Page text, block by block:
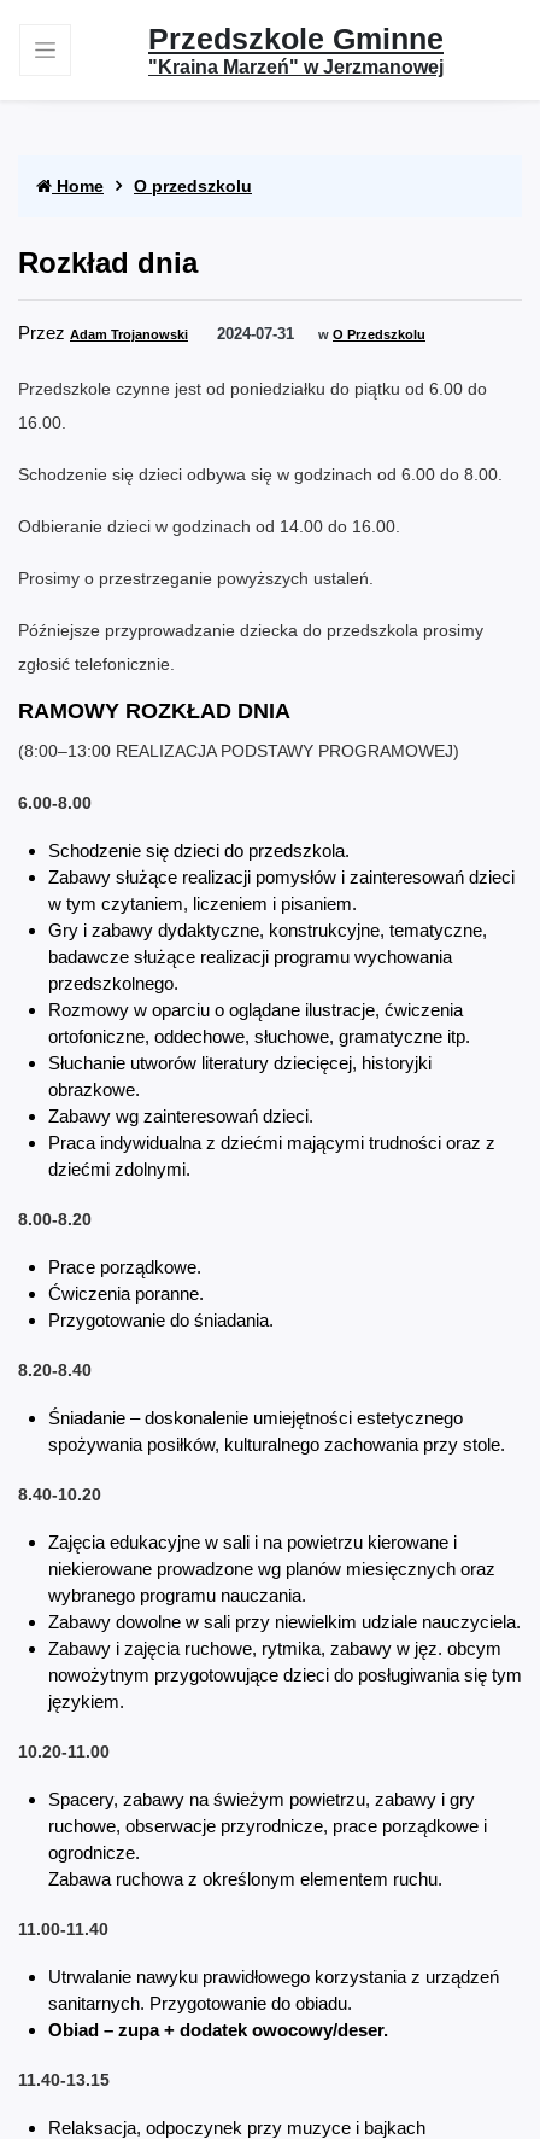
Przedszkole Gminne
"Kraina Marzeń" w Jerzmanowej
Home O przedszkolu
Rozkład dnia
Przez Adam Trojanowski 2024-07-31 w O Przedszkolu
Przedszkole czynne jest od poniedziałku do piątku od 6.00 do
16.00.
Schodzenie się dzieci odbywa się w godzinach od 6.00 do 8.00.
Odbieranie dzieci w godzinach od 14.00 do 16.00.
Prosimy o przestrzeganie powyższych ustaleń.
Późniejsze przyprowadzanie dziecka do przedszkola prosimy
zgłosić telefonicznie.
RAMOWY ROZKŁAD DNIA
(8:00–13:00 REALIZACJA PODSTAWY PROGRAMOWEJ)
6.00-8.00
Schodzenie się dzieci do przedszkola.
Zabawy służące realizacji pomysłów i zainteresowań dzieci
w tym czytaniem, liczeniem i pisaniem.
Gry i zabawy dydaktyczne, konstrukcyjne, tematyczne,
badawcze służące realizacji programu wychowania
przedszkolnego.
Rozmowy w oparciu o oglądane ilustracje, ćwiczenia
ortofoniczne, oddechowe, słuchowe, gramatyczne itp.
Słuchanie utworów literatury dziecięcej, historyjki
obrazkowe.
Zabawy wg zainteresowań dzieci.
Praca indywidualna z dziećmi mającymi trudności oraz z
dziećmi zdolnymi.
8.00-8.20
Prace porządkowe.
Ćwiczenia poranne.
Przygotowanie do śniadania.
8.20-8.40
Śniadanie – doskonalenie umiejętności estetycznego
spożywania posiłków, kulturalnego zachowania przy stole.
8.40-10.20
Zajęcia edukacyjne w sali i na powietrzu kierowane i
niekierowane prowadzone wg planów miesięcznych oraz
wybranego programu nauczania.
Zabawy dowolne w sali przy niewielkim udziale nauczyciela.
Zabawy i zajęcia ruchowe, rytmika, zabawy w jęz. obcym
nowożytnym przygotowujące dzieci do posługiwania się tym
językiem.
10.20-11.00
Spacery, zabawy na świeżym powietrzu, zabawy i gry
ruchowe, obserwacje przyrodnicze, prace porządkowe i
ogrodnicze.
Zabawa ruchowa z określonym elementem ruchu.
11.00-11.40
Utrwalanie nawyku prawidłowego korzystania z urządzeń
sanitarnych. Przygotowanie do obiadu.
Obiad – zupa + dodatek owocowy/deser.
11.40-13.15
Relaksacja, odpoczynek przy muzyce i bajkach